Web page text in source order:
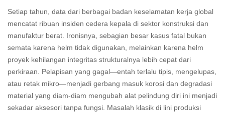
Setiap tahun, data dari berbagai badan keselamatan kerja global
mencatat ribuan insiden cedera kepala di sektor konstruksi dan
manufaktur berat. Ironisnya, sebagian besar kasus fatal bukan
semata karena helm tidak digunakan, melainkan karena helm
proyek kehilangan integritas strukturalnya lebih cepat dari
perkiraan. Pelapisan yang gagal—entah terlalu tipis, mengelupas,
atau retak mikro—menjadi gerbang masuk korosi dan degradasi
material yang diam-diam mengubah alat pelindung diri ini menjadi
sekadar aksesori tanpa fungsi. Masalah klasik di lini produksi